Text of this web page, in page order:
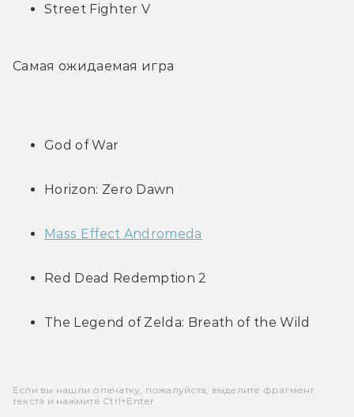
Street Fighter V
Самая ожидаемая игра
God of War
Horizon: Zero Dawn
Mass Effect Andromeda
Red Dead Redemption 2
The Legend of Zelda: Breath of the Wild
Если вы нашли опечатку, пожалуйста, выделите фрагмент
текста и нажмите Ctrl+Enter.